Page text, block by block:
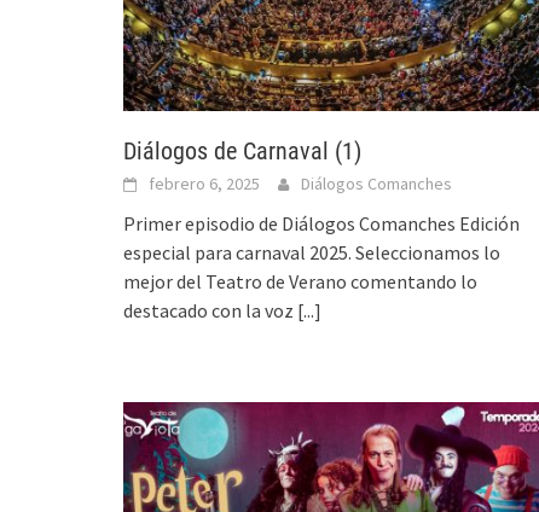
Diálogos de Carnaval (1)
febrero 6, 2025 Diálogos Comanches
Primer episodio de Diálogos Comanches Edición
especial para carnaval 2025. Seleccionamos lo
mejor del Teatro de Verano comentando lo
destacado con la voz [...]